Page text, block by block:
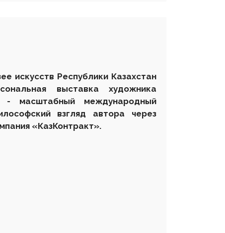
искусств Республики Казахстан
выставка художника
- масштабный международный
взгляд автора через
«КазКонтракт».